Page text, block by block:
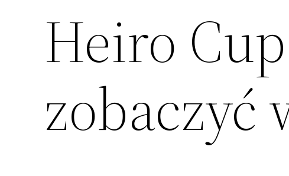
Heiro
zobaczyć